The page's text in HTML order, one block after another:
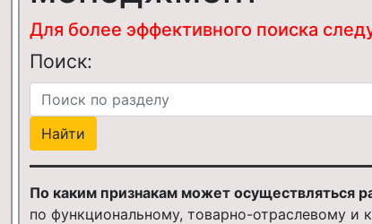
Для более эффективного поиска
Поиск:
По каким признакам может осуществляться
по функциональному, товарно-отраслевому и